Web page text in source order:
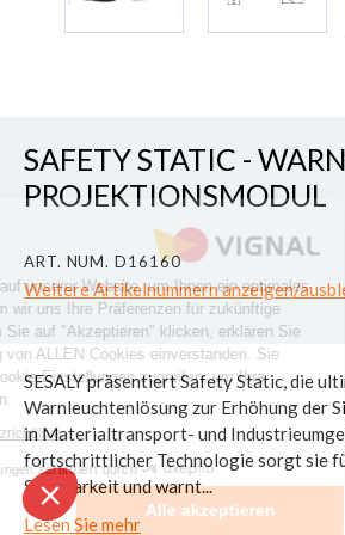
SAFETY STATIC -
PROJEKTIONSMODUL
ART. NUM. D16160
Weitere Artikelnummern anzeigen/
SESALY präsentiert Safety Static, die
Warnleuchtenlösung zur Erhöhung der
in Materialtransport- und
fortschrittlicher Technologie sorgt sie
Sichtbarkeit und warnt...
Lesen Sie mehr
Cookies auf unserer Website, um Ihnen ein
indem wir uns Ihre Präferenzen für zukünftige
Indem Sie auf "Akzeptieren" klicken, erklären
von ALLEN Cookies einverstanden. Sie
auf die Cookie-Einstellungen zugreifen, um Ihre
Genehmigungen zertifiziert durch
Alle akzeptieren